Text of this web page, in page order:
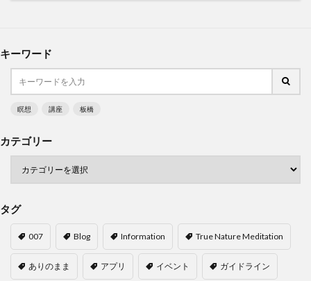
キーワード
瞑想 講座 板橋
カテゴリー
タグ
007 Blog Information True Nature Meditation
ありのまま アプリ イベント ガイドライン